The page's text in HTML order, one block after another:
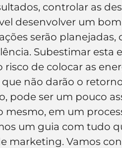
nome de empresa
controlar as
desenvolver um
serão planejadas,
Subestimar
risco de colocar as
não darão o
pode ser um pouco
mesmo, em um
um guia com tudo
marketing. Vamos